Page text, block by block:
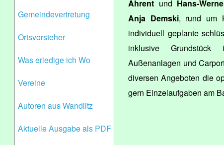
Gemeindevertretung
Ortsvorsteher
Was erledige ich Wo
Vereine
Autoren aus Wandlitz
Aktuelle Ausgabe als PDF
Ahrent und Hans-
Anja Demski, rund um
individuell geplante
inklusive
Außenanlagen und
diversen Angeboten die
gern Einzelaufgaben am